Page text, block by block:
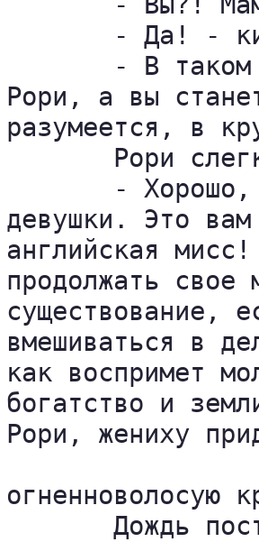
- Да! -
- В
Рори, а вы
разумеется, в
Рори
-
девушки. Это
английская
продолжать свое
существование,
вмешиваться в
как воспримет
богатство и
Рори, жениху
огненноволосую
Дождь